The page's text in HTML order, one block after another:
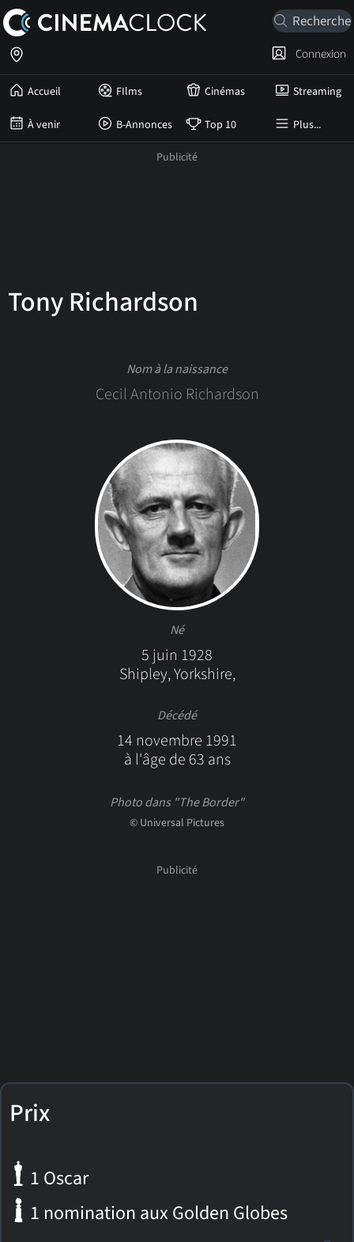
Accueil FIlms Cinémas Streaming
À venir B-Annonces Top 10 Plus...
Connexion
Tony Richardson
Nom à la naissance
Cecil Antonio Richardson
Né
5 juin 1928
Shipley, Yorkshire,
Décédé
14 novembre 1991
à l'âge de 63 ans
Photo dans "The Border"
© Universal Pictures
Prix
1 Oscar
1 nomination aux Golden Globes